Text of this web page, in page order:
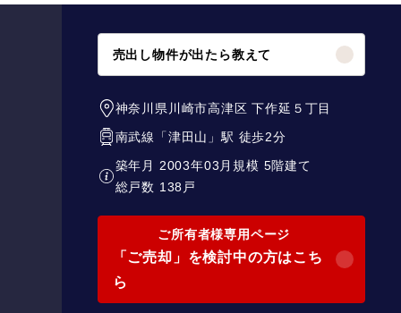
売出し物件が出たら教えて
神奈川県川崎市高津区 下作延５丁目
南武線
「津田山 」駅 徒歩2分
築年月 2003年03月規模 5階建て
総戸数 138戸
ご所有者様専用ページ
「ご売却」を検討中の方はこち
ら